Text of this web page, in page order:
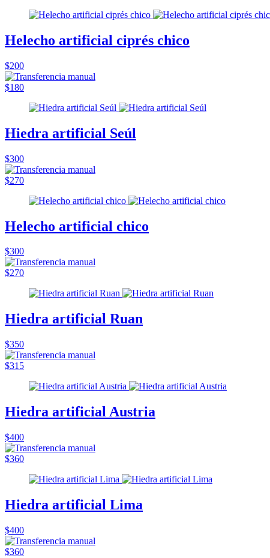
Helecho artificial ciprés chico
$200
$180
Hiedra artificial Seúl
$300
$270
Helecho artificial chico
$300
$270
Hiedra artificial Ruan
$350
$315
Hiedra artificial Austria
$400
$360
Hiedra artificial Lima
$400
$360